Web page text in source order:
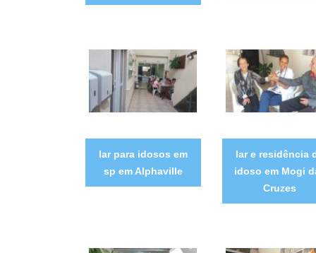
lar para idosos em
sp em Alphaville
lar e residência
idoso em Mogi
Cruzes